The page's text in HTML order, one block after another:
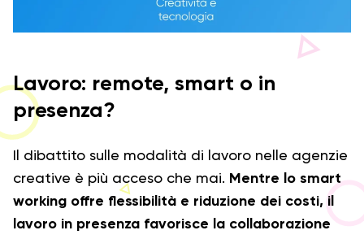
Lavoro: remote, smart o in
presenza?
Il dibattito sulle modalità di lavoro nelle agenzie
creative è più acceso che mai. Mentre lo smart
working offre flessibilità e riduzione dei costi, il
lavoro in presenza favorisce la collaborazione